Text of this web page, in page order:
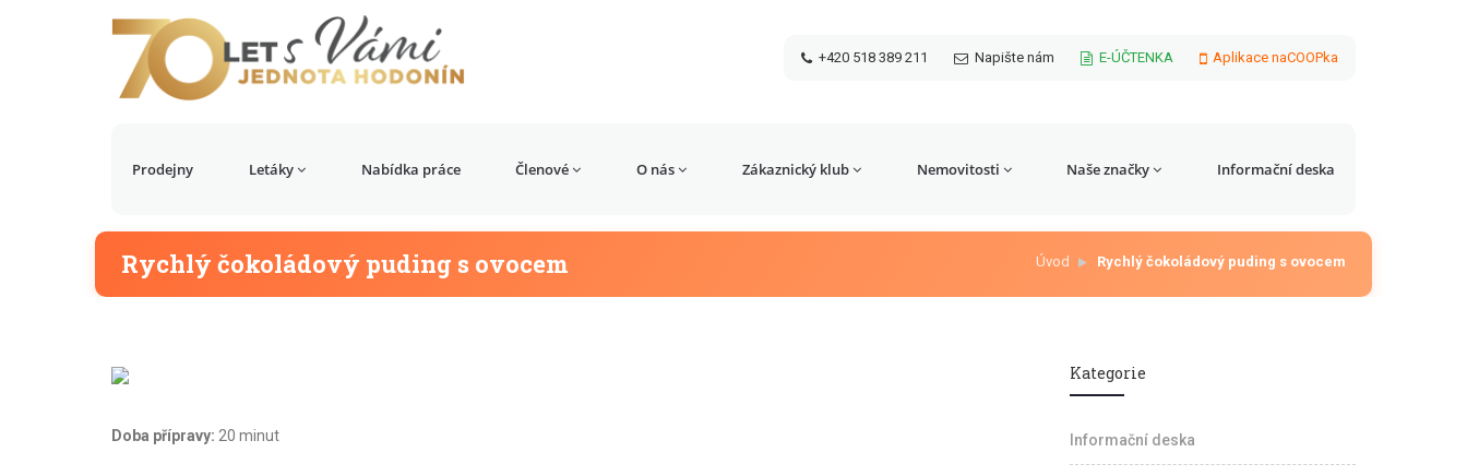
+420 518 389 211 Napište nám E-ÚČTENKA Aplikace naCOOPka
Prodejny Letáky Nabídka práce Členové O nás Zákaznický klub Nemovitosti Naše značky Informační deska
Rychlý čokoládový puding s ovocem Úvod Rychlý čokoládový puding s ovocem
Doba přípravy: 20 minut
Kategorie
Informační deska